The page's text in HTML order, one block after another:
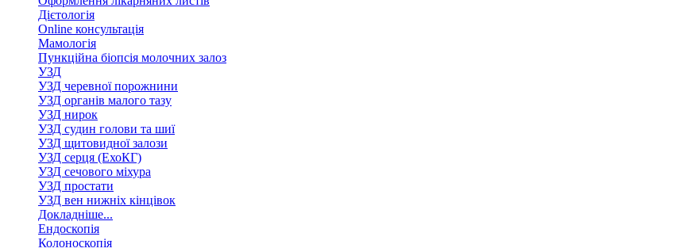
Дієтологія
Online консультація
Мамологія
Пункційна біопсія молочних залоз
УЗД
УЗД черевної порожнини
УЗД органів малого тазу
УЗД нирок
УЗД судин голови та шиї
УЗД щитовидної залози
УЗД серця (ЕхоКГ)
УЗД сечового міхура
УЗД простати
УЗД вен нижніх кінцівок
Докладніше...
Ендоскопія
Колоноскопія